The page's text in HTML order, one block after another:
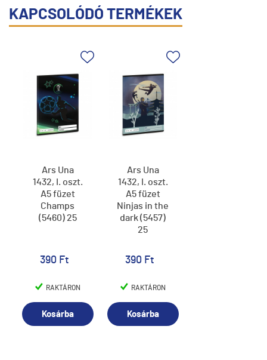
KAPCSOLÓDÓ TERMÉKEK
Ars Una
1432, I. oszt.
A5 füzet
Champs
(5460) 25
390 Ft
RAKTÁRON
Kosárba
Ars Una
1432, I. oszt.
A5 füzet
Ninjas in the
dark (5457)
25
390 Ft
RAKTÁRON
Kosárba